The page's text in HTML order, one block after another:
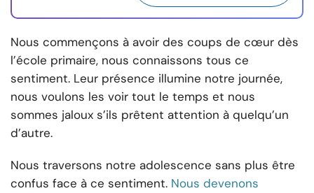
Nous commençons à avoir des coups de cœur dès
l’école primaire, nous connaissons tous ce
sentiment. Leur présence illumine notre journée,
nous voulons les voir tout le temps et nous
sommes jaloux s’ils prêtent attention à quelqu’un
d’autre.
Nous traversons notre adolescence sans plus être
confus face à ce sentiment. Nous devenons